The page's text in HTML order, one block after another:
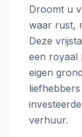
Droomt u
waar rust,
Deze
een royaal
eigen
verhuur.